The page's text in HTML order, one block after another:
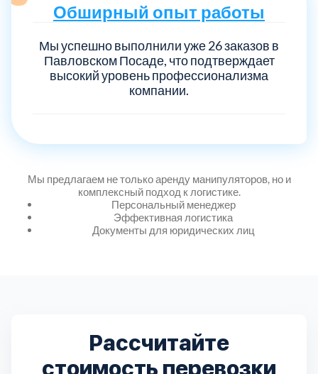
Обширный опыт работы
Мы успешно выполнили уже 26 заказов в
Павловском Посаде, что подтверждает
высокий уровень профессионализма
компании.
Мы предлагаем не только аренду манипуляторов, но и
комплексный подход к логистике.
Персональный менеджер
Эффективная логистика
Документы для юридических лиц
Рассчитайте
стоимость перевозки
Воскресенский
Дмитровский
Дубна 1